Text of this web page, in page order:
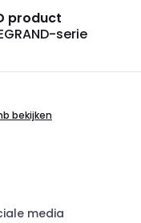
product
serie
bekijken
media